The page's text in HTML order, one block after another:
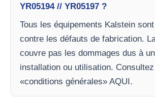
YR05194 // YR05197 ?
Tous les équipements Kalstein
contre les défauts de fabrication.
couvre pas les dommages dus à
installation ou utilisation.
«conditions générales» AQUI.